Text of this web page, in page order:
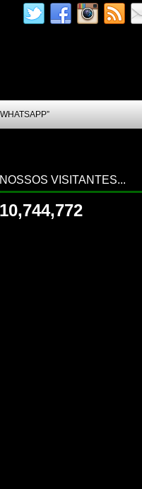
NOSSOS VISITANTES...
10,744,772